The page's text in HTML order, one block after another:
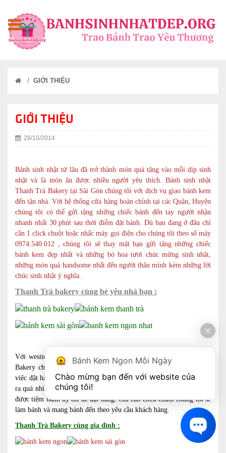
/ GIỚI THIỆU
GIỚI THIỆU
28/10/2014
Bánh sinh nhật từ lâu đã trở thành món quà tặng vào mỗi dịp sinh
nhật và là món ăn được nhiều người yêu thích. Bánh sinh nhật
Thanh Trà Bakery tại Sài Gòn chúng tôi với dịch vụ giao bánh kem
đến tận nhà. Với hệ thống cửa hàng hoàn chỉnh tại các Quận, Huyện
chúng tôi có thể gửi tặng những chiếc bánh đến tay người nhận
nhanh nhất 30 phút sau thời điểm đặt bánh. Dù bạn đang ở đâu chỉ
cần 1 click chuột hoặc nhấc máy gọi điện cho chúng tôi theo số máy
0974.540.012 , chúng tôi sẽ thay mặt bạn gửi tặng những chiếc
bánh kem đẹp nhất và những bó hoa tươi chúc mừng sinh nhật,
những món quà handsome nhất đến người thân mình kèm những lời
chúc sinh nhật ý nghĩa.
Thanh Trà bakery cùng bé yêu nhà bạn :
Với wesite này là một bước tiến lớn, shop bánh kem Thanh Trà
Bakery chúng tôi muốn đưa đến cho khách hàng sự tiện lợi trong
việc đặt hàng và lựa chọn sản phẩm. Quý khách không cần phải bỏ
ra quá nhiều thời gian để lựa chọn mẫu bánh mình yêu thích và tìm
được tiệm bánh uy tín để đặt hàng. Chỉ cần click chuột chúng tôi sẽ
làm bánh và mang bánh đến theo yêu cầu khách hàng.
Thanh Trà Bakery cùng gia đình :
Bánh Kem Ngon Mỗi Ngày
Chào mừng bạn đến với website của
chúng tôi!